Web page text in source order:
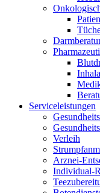
Ser­vice­leis­tun­gen
Ver­leih
Arz­n­ei-
Indi­­vi­­du­al-